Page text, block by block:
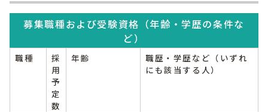
募集職種および受験資格（年齢・学歴の条件な
ど）
職種
採
用
予
定
数
年齢
職歴・学歴など（いずれ
にも該当する人）